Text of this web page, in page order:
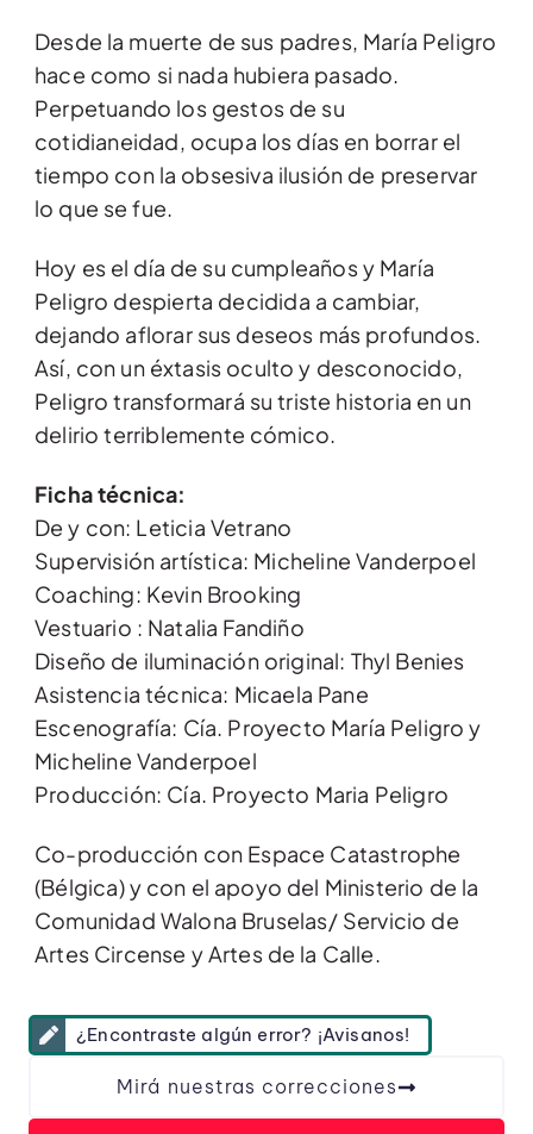
Desde la muerte de sus padres, María Peligro
hace como si nada hubiera pasado.
Perpetuando los gestos de su
cotidianeidad, ocupa los días en borrar el
tiempo con la obsesiva ilusión de preservar
lo que se fue.
Hoy es el día de su cumpleaños y María
Peligro despierta decidida a cambiar,
dejando aflorar sus deseos más profundos.
Así, con un éxtasis oculto y desconocido,
Peligro transformará su triste historia en un
delirio terriblemente cómico.
Ficha técnica:
De y con: Leticia Vetrano
Supervisión artística: Micheline Vanderpoel
Coaching: Kevin Brooking
Vestuario : Natalia Fandiño
Diseño de iluminación original: Thyl Benies
Asistencia técnica: Micaela Pane
Escenografía: Cía. Proyecto María Peligro y
Micheline Vanderpoel
Producción: Cía. Proyecto Maria Peligro
Co-producción con Espace Catastrophe
(Bélgica) y con el apoyo del Ministerio de la
Comunidad Walona Bruselas/ Servicio de
Artes Circense y Artes de la Calle.
¿Encontraste algún error? ¡Avisanos!
Mirá nuestras correcciones